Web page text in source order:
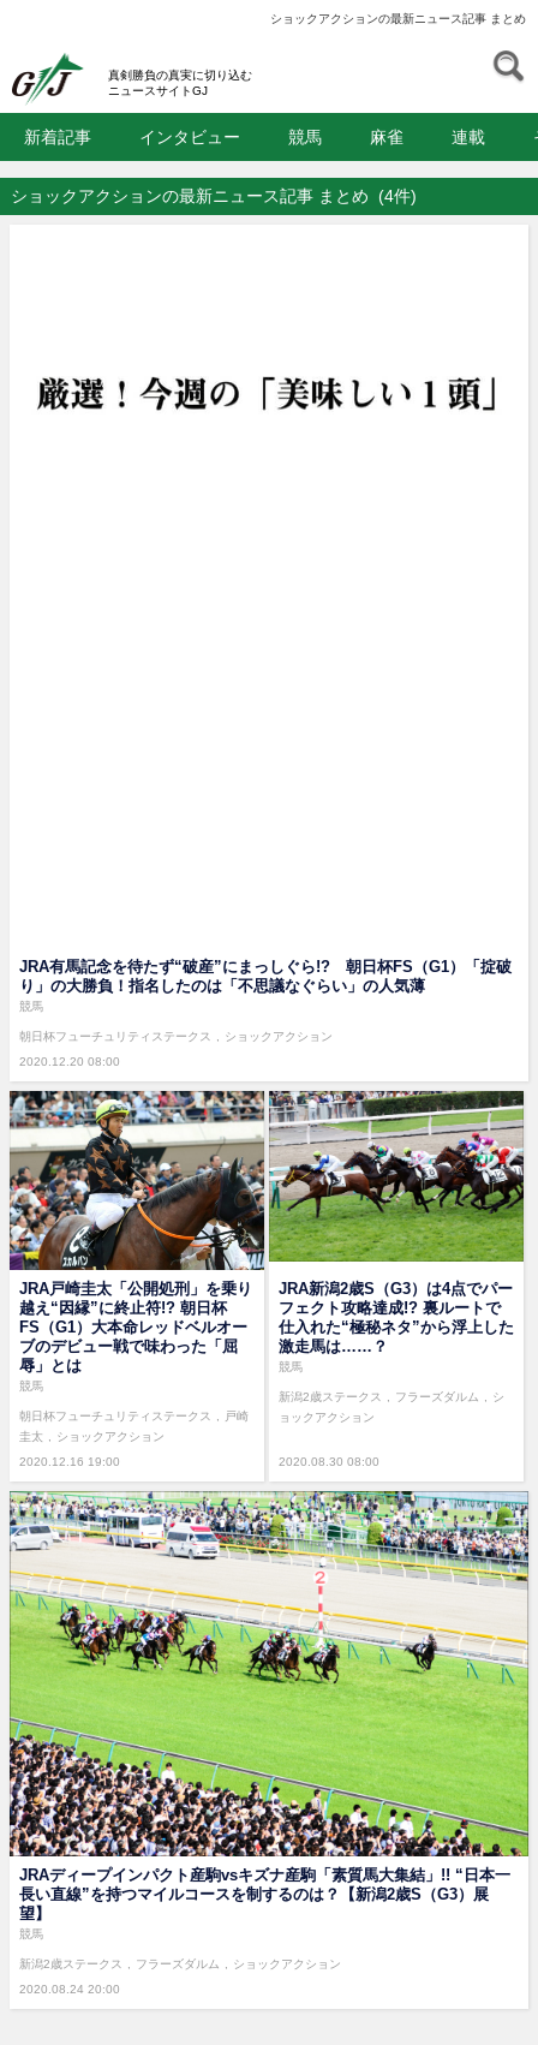
ショックアクションの最新ニュース記事 まとめ
真剣勝負の真実に切り込む
ニュースサイトGJ
新着記事 インタビュー 競馬 麻雀 連載
ショックアクションの最新ニュース記事 まとめ (4件)
JRA有馬記念を待たず“破産”にまっしぐら!? 朝日杯FS（G1）「掟破
り」の大勝負！指名したのは「不思議なぐらい」の人気薄
2020.12.20 08:00
競馬
朝日杯フューチュリティステークス ショックアクション
JRA戸崎圭太「公開処刑」を乗り
越え“因縁”に終止符!? 朝日杯
FS（G1）大本命レッドベルオー
ブのデビュー戦で味わった「屈
辱」とは
2020.12.16 19:00
競馬
朝日杯フューチュリティステークス
戸崎
圭太
ショックアクション
JRA新潟2歳S（G3）は4点でパー
フェクト攻略達成!? 裏ルートで
仕入れた“極秘ネタ”から浮上した
激走馬は……？
2020.08.30 08:00
競馬
新潟2歳ステークス フラーズダルム
シ
ョックアクション
JRAディープインパクト産駒vsキズナ産駒「素質馬大集結」!! “日本一
長い直線”を持つマイルコースを制するのは？【新潟2歳S（G3）展
望】
2020.08.24 20:00
競馬
新潟2歳ステークス フラーズダルム ショックアクション